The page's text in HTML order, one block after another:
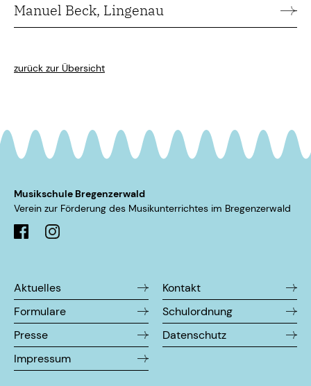
Manuel Beck, Lingenau
zurück zur Übersicht
Musikschule Bregenzerwald
Verein zur Förderung des Musikunterrichtes im ­Bregenzerwald
Aktuelles
Kontakt
Formulare
Schulordnung
Presse
Datenschutz
Impressum